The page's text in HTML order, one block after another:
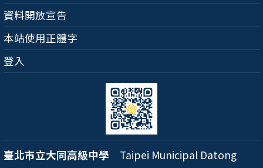
資料開放宣告
本站使用正體字
登入
臺北市立大同高級中學 Taipei Municipal Datong